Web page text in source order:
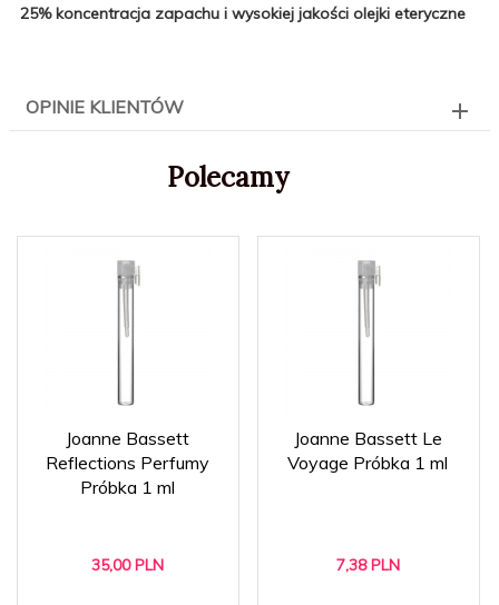
25% koncentracja zapachu i wysokiej jakości olejki eteryczne
OPINIE KLIENTÓW
Polecamy
Joanne Bassett
Reflections Perfumy
Próbka 1 ml
35,00 PLN
Joanne Bassett Le
Voyage Próbka 1 ml
7,38 PLN